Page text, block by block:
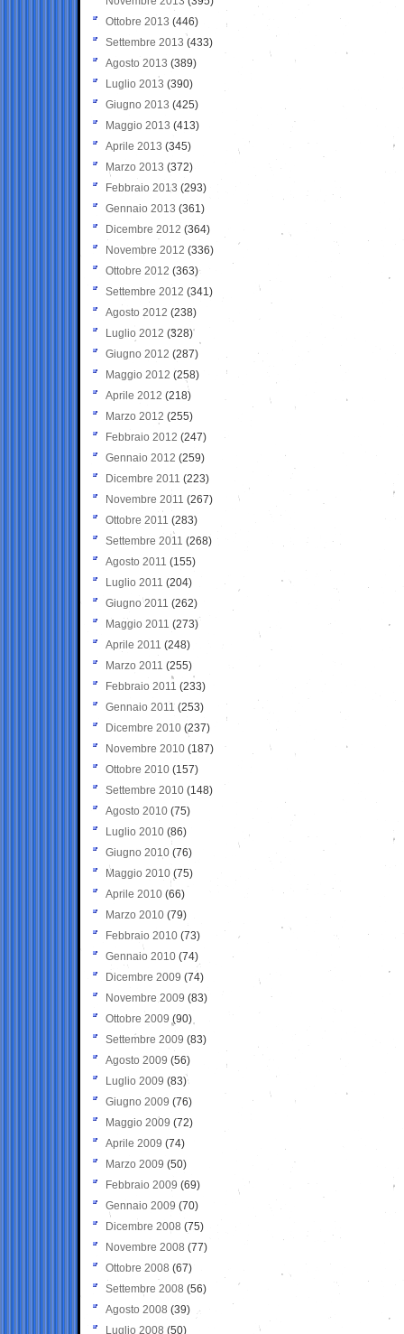
Ottobre 2013 (446)
Settembre 2013 (433)
Agosto 2013 (389)
Luglio 2013 (390)
Giugno 2013 (425)
Maggio 2013 (413)
Aprile 2013 (345)
Marzo 2013 (372)
Febbraio 2013 (293)
Gennaio 2013 (361)
Dicembre 2012 (364)
Novembre 2012 (336)
Ottobre 2012 (363)
Settembre 2012 (341)
Agosto 2012 (238)
Luglio 2012 (328)
Giugno 2012 (287)
Maggio 2012 (258)
Aprile 2012 (218)
Marzo 2012 (255)
Febbraio 2012 (247)
Gennaio 2012 (259)
Dicembre 2011 (223)
Novembre 2011 (267)
Ottobre 2011 (283)
Settembre 2011 (268)
Agosto 2011 (155)
Luglio 2011 (204)
Giugno 2011 (262)
Maggio 2011 (273)
Aprile 2011 (248)
Marzo 2011 (255)
Febbraio 2011 (233)
Gennaio 2011 (253)
Dicembre 2010 (237)
Novembre 2010 (187)
Ottobre 2010 (157)
Settembre 2010 (148)
Agosto 2010 (75)
Luglio 2010 (86)
Giugno 2010 (76)
Maggio 2010 (75)
Aprile 2010 (66)
Marzo 2010 (79)
Febbraio 2010 (73)
Gennaio 2010 (74)
Dicembre 2009 (74)
Novembre 2009 (83)
Ottobre 2009 (90)
Settembre 2009 (83)
Agosto 2009 (56)
Luglio 2009 (83)
Giugno 2009 (76)
Maggio 2009 (72)
Aprile 2009 (74)
Marzo 2009 (50)
Febbraio 2009 (69)
Gennaio 2009 (70)
Dicembre 2008 (75)
Novembre 2008 (77)
Ottobre 2008 (67)
Settembre 2008 (56)
Agosto 2008 (39)
Luglio 2008 (50)